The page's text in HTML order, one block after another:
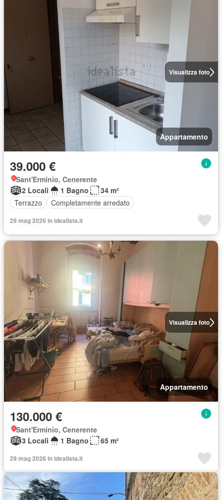
Visualizza foto
Appartamento
39.000 €
Sant'Erminio, Cenerente
2 Locali
1 Bagno
34 m²
Terrazzo
Completamente arredato
29 mag 2026 in idealista.it
Visualizza foto
Appartamento
130.000 €
Sant'Erminio, Cenerente
3 Locali
1 Bagno 65 m²
29 mag 2026 in idealista.it